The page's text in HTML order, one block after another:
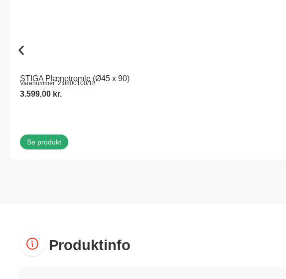
STIGA Plænetromle (Ø45 x 90)
Varenummer: 2I0800100/18
3.599,00 kr.
Se produkt
Produktinfo